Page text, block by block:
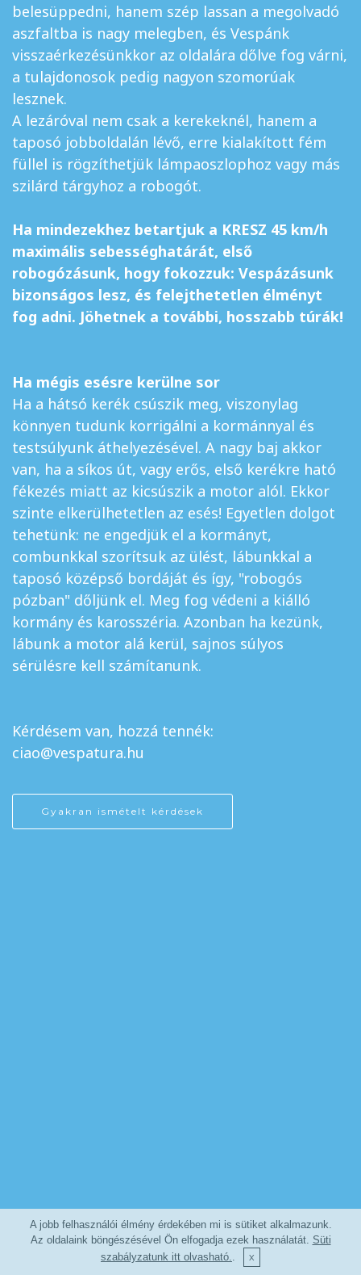
belesüppedni, hanem szép lassan a megolvadó
aszfaltba is nagy melegben, és Vespánk
visszaérkezésünkkor az oldalára dőlve fog várni,
a tulajdonosok pedig nagyon szomorúak
lesznek.
A lezáróval nem csak a kerekeknél, hanem a
taposó jobboldalán lévő, erre kialakított fém
füllel is rögzíthetjük lámpaoszlophoz vagy más
szilárd tárgyhoz a robogót.
Ha mindezekhez betartjuk a KRESZ 45 km/h
maximális sebességhatárát, első
robogózásunk, hogy fokozzuk: Vespázásunk
bizonságos lesz, és felejthetetlen élményt
fog adni. Jöhetnek a további, hosszabb túrák!
Ha mégis esésre kerülne sor
Ha a hátsó kerék csúszik meg, viszonylag
könnyen tudunk korrigálni a kormánnyal és
testsúlyunk áthelyezésével. A nagy baj akkor
van, ha a síkos út, vagy erős, első kerékre ható
fékezés miatt az kicsúszik a motor alól. Ekkor
szinte elkerülhetetlen az esés! Egyetlen dolgot
tehetünk: ne engedjük el a kormányt,
combunkkal szorítsuk az ülést, lábunkkal a
taposó középső bordáját és így, "robogós
pózban" dőljünk el. Meg fog védeni a kiálló
kormány és karosszéria. Azonban ha kezünk,
lábunk a motor alá kerül, sajnos súlyos
sérülésre kell számítanunk.
Kérdésem van, hozzá tennék:
ciao@vespatura.hu
Gyakran ismételt kérdések
A jobb felhasználói élmény érdekében mi is sütiket alkalmazunk.
Az oldalaink böngészésével Ön elfogadja ezek használatát. Süti
szabályzatunk itt olvasható.